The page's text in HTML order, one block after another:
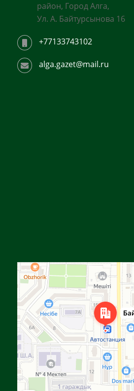
район, Город Алга,
Ул. А. Байтурсынова 16
+77133743102
alga.gazet@mail.ru
Улица Байтурсынова, 16 — Яндекс Карты